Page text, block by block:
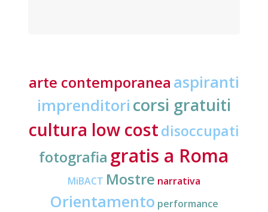
arte contemporanea aspiranti
imprenditori corsi gratuiti
cultura low costdisoccupati
fotografia gratis a Roma
MiBACT Mostre narrativa
Orientamento performance